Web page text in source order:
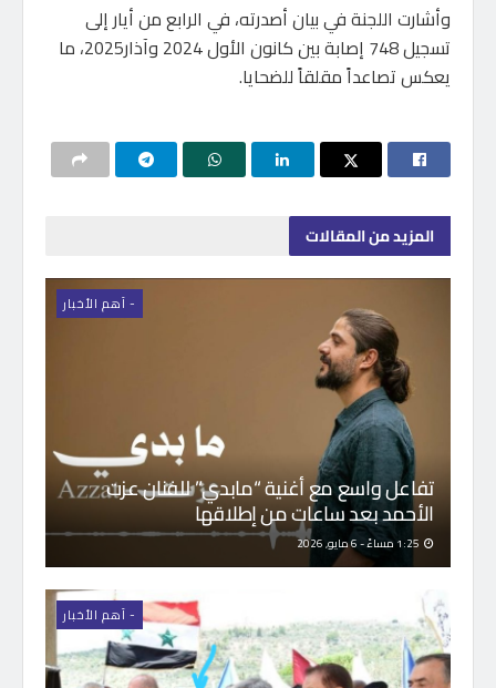
وأشارت اللجنة في بيان أصدرته، في الرابع من أيار إلى
تسجيل 748 إصابة بين كانون الأول 2024 وآذار2025، ما
يعكس تصاعداً مقلقاً للضحايا.
المزيدمن المقالات
- اَهم الأخبار
تفاعل واسع مع أغنية “مابدي” للفنان عزت
الأحمد بعد ساعات من إطلاقها
- اَهم الأخبار